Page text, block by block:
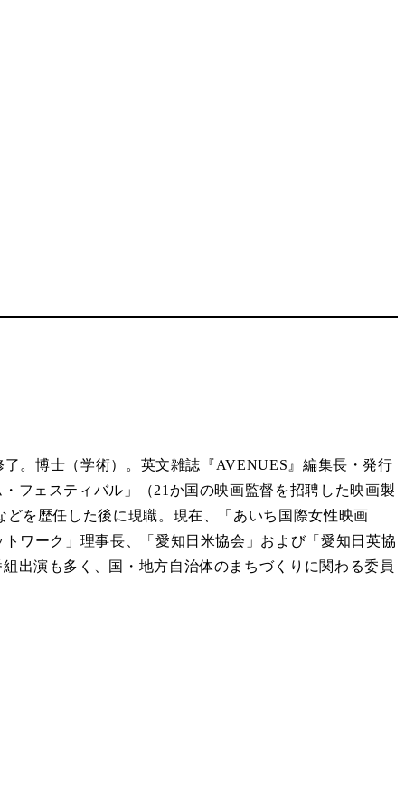
。博士（学術）。英文雑誌『AVENUES』編集長・発行
フェスティバル」（21か国の映画監督を招聘した映画製
を歴任した後に現職。現在、「あいち国際女性映画
ワーク」理事長、「愛知日米協会」および「愛知日英協
出演も多く、国・地方自治体のまちづくりに関わる委員